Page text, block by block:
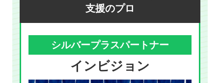
支援のプロ
シルバープラスパートナー
インビジョン